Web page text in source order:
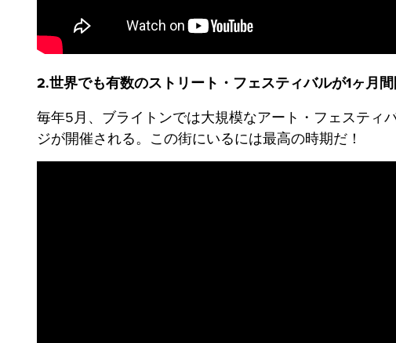
2.世界でも有数のストリート・フェスティバルが1ヶ月間
毎年5月、ブライトンでは大規模なアート・フェスティ
ジが開催される。この街にいるには最高の時期だ！